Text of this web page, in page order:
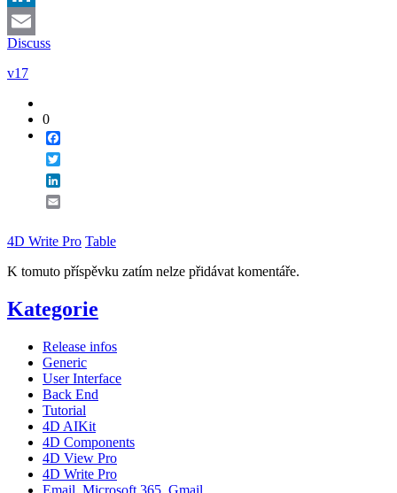
LinkedIn
Email
Discuss
v17
0
4D Write Pro Table
K tomuto příspěvku zatím nelze přidávat komentáře.
Kategorie
Release infos
Generic
User Interface
Back End
Tutorial
4D AIKit
4D Components
4D View Pro
4D Write Pro